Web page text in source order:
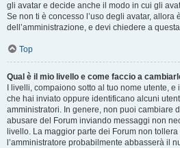
gli avatar e decide anche il modo in cui gli
Se non ti è concesso l’uso degli avatar, allora
dell’amministrazione, e devi chiedere a
Top
Qual è il mio livello e come faccio a
I livelli, compaiono sotto al tuo nome utente,
che hai inviato oppure identificano alcuni
amministratori. In genere, non puoi cambiare
abusare del Forum inviando messaggi non
livello. La maggior parte dei Forum non
l’amministratore probabilmente abbasserà il